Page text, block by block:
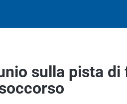
sulla pista di